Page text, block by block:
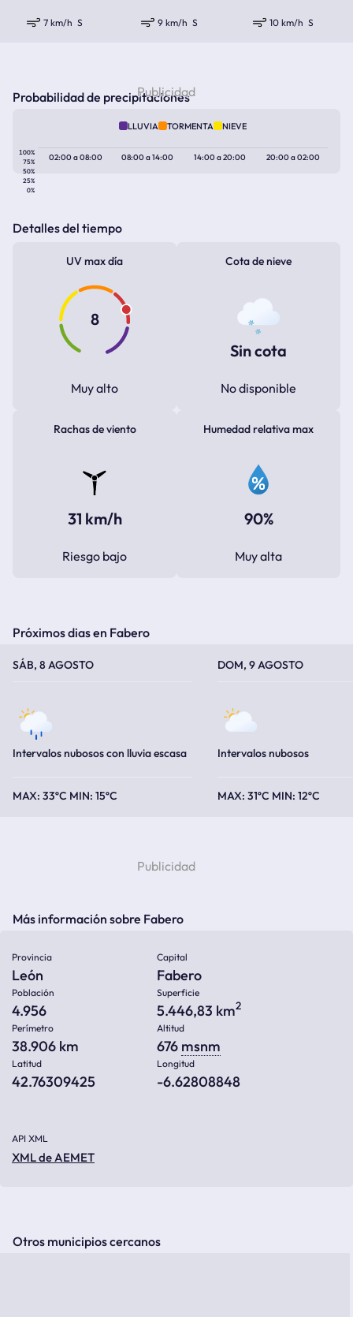
7 km/h S 9 km/h S 10 km/h S
Probabilidad de precipitaciones
LLUVIA TORMENTA NIEVE
100%
75%
50%
25%
0%
02:00a08:00 08:00a14:00 14:00a20:00 20:00a02:00
Detalles del tiempo
UV max día
8
Muy alto
Cota de nieve
Sin cota
No disponible
Rachas de viento
31 km/h
Riesgo bajo
Humedad relativa max
90%
Muy alta
Próximos dias en Fabero
SÁB, 8 AGOSTO
Intervalos nubosos con lluvia escasa
33ºC 15ºC
DOM, 9 AGOSTO
Intervalos nubosos
31ºC 12ºC
Más información sobre Fabero
Provincia
León
Capital
Fabero
Población
4.956
Superficie
5.446,83 km2
Perímetro
38.906 km
Altitud
676 msnm
Latitud
42.76309425
Longitud
-6.62808848
API XML
XML de AEMET
Otros municipios cercanos